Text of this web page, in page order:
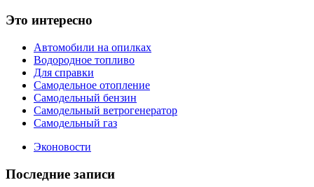
Это интересно
Автомобили на опилках
Водородное топливо
Для справки
Самодельное отопление
Самодельный бензин
Самодельный ветрогенератор
Самодельный газ
Эконовости
Последние записи